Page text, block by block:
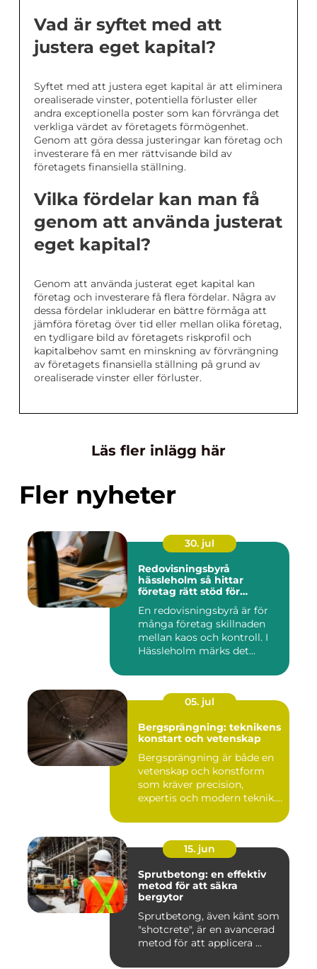
Vad är syftet med att
justera eget kapital?
Syftet med att justera eget kapital är att eliminera
orealiserade vinster, potentiella förluster eller
andra exceptionella poster som kan förvränga det
verkliga värdet av företagets förmögenhet.
Genom att göra dessa justeringar kan företag och
investerare få en mer rättvisande bild av
företagets finansiella ställning.
Vilka fördelar kan man få
genom att använda justerat
eget kapital?
Genom att använda justerat eget kapital kan
företag och investerare få flera fördelar. Några av
dessa fördelar inkluderar en bättre förmåga att
jämföra företag över tid eller mellan olika företag,
en tydligare bild av företagets riskprofil och
kapitalbehov samt en minskning av förvrängning
av företagets finansiella ställning på grund av
orealiserade vinster eller förluster.
Läs fler inlägg här
Fler nyheter
30. jul
Redovisningsbyrå
hässleholm så hittar
företag rätt stöd för
En redovisningsbyrå är för
många företag skillnaden
mellan kaos och kontroll. I
Hässleholm märks det...
05. jul
Bergsprängning: teknikens
konstart och vetenskap
Bergsprängning är både en
vetenskap och konstform
som kräver precision,
expertis och modern teknik.
15. jun
Sprutbetong: en effektiv
metod för att säkra
bergytor
Sprutbetong, även känt som
"shotcrete", är en avancerad
metod för att applicera ...